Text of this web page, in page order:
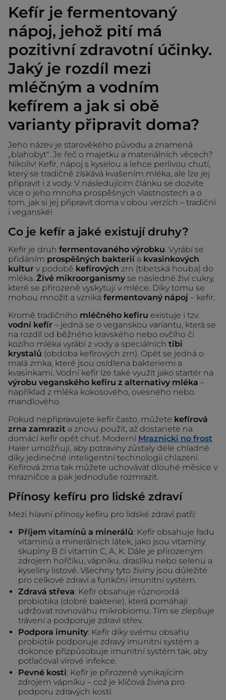
Kefír je fermentovaný
nápoj, jehož pití má
pozitivní zdravotní účinky.
Jaký je rozdíl mezi
mléčným a vodním
kefírem a jak si obě
varianty připravit doma?
Jeho název je starověkého původu a znamená
„blahobyt“. Je řeč o majetku a materiálních věcech?
Nikoliv! Kefír, nápoj s kyselou a lehce perlivou chutí,
který se tradičně získává kvašením mléka, ale lze jej
připravit i z vody. V následujícím článku se dozvíte
více o jeho mnoha prospěšných vlastnostech a o
tom, jak si jej připravit doma v obou verzích – tradiční
i veganské!
Co je kefír a jaké existují druhy?
Kefír je druh fermentovaného výrobku. Vyrábí se
přidáním prospěšných bakterií a kvasinkových
kultur v podobě kefírových zrn (tibetská houba) do
mléka. Živé mikroorganismy se následně živí cukry,
které se přirozeně vyskytují v mléce. Díky tomu se
mohou množit a vzniká fermentovaný nápoj – kefír.
Kromě tradičního mléčného kefíru existuje i tzv.
vodní kefír – jedná se o veganskou variantu, která se
na rozdíl od běžného kravského nebo ovčího či
kozího mléka vyrábí z vody a speciálních tibi
krystalů (obdoba kefírových zrn). Opět se jedná o
malá zrnka, které jsou osídlena bakteriemi a
kvasinkami. Vodní kefír lze také využít jako startér na
výrobu veganského kefíru z alternativy mléka –
například z mléka kokosového, ovesného nebo
mandlového.
Pokud nepřipravujete kefír často, můžete kefírová
zrna zamrazit a znovu použít, až dostanete na
domácí kefír opět chuť. Moderní Mraznicki no frost
Haier umožňují, aby potraviny zůstaly déle chladné
díky jedinečné inteligentní technologii chlazení.
Kefírová zrna tak můžete uchovávat dlouhé měsíce v
mrazničce a pak jednoduše rozmrazit.
Přínosy kefíru pro lidské zdraví
Mezi hlavní přínosy kefíru pro lidské zdraví patří:
Příjem vitamínů a minerálů: Kefír obsahuje řadu
vitaminů a minerálních látek, jako jsou vitamíny
skupiny B či vitamín C, A, K. Dále je přirozeným
zdrojem hořčíku, vápníku, draslíku nebo selenu a
kyseliny listové. Všechny tyto živiny jsou důležité
pro celkové zdraví a funkční imunitní systém.
Zdravá střeva: Kefír obsahuje různorodá
probiotika (dobré bakterie), která pomáhají
udržovat rovnováhu mikrobiomu. Tím se zlepšuje
trávení a podporuje zdraví střev.
Podpora imunity: Kefír díky svému obsahu
probiotik podporuje zdravý imunitní systém a
dokonce přizpůsobuje imunitní systém tak, aby
potlačoval virové infekce.
Pevné kosti: Kefír je přirozeně vynikajícím
zdrojem vápníku – což je klíčová živina pro
podporu zdravých kostí.